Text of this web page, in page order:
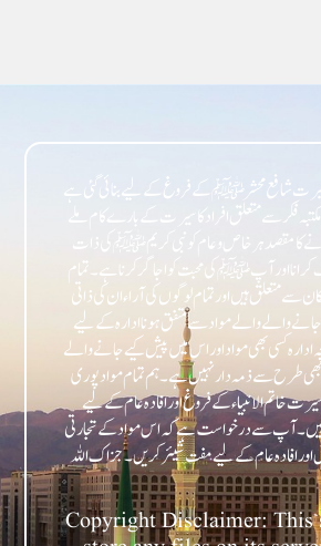
شافع محشر ﷺ کے فروغ کے لیے بنائی گئی ہے
فکر سے متعلق افراد کا سیرت کے بارے کام ملے
کا مقصد ہر خاص و عام کو نبی کریمﷺ کی ذات
کرانا اور آپﷺ کی محبت کو اجاگر کرنا ہے۔ تمام
سے متعلق ہیں اور تمام لوگوں کی آراء ان کی ذاتی
والے والے مواد سے متفق ہونا ادارہ کے لیے
کسی بھی مواد اور اس میں پیش کیے جانے والے
طرح سے ذمہ دار نہیں ہے۔ ہم تمام مواد پوری
خاتم الانبیاء کے فروغ اور افادہ عام کے لیے
آپ سے درخواست ہے کہ اس مواد کے تجارتی
Copyright Disclaimer: This